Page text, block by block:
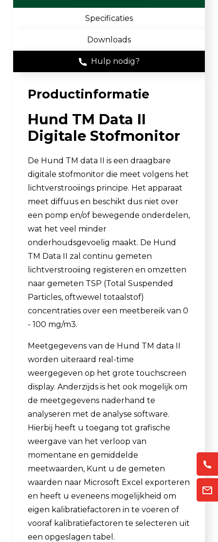
Specificaties
Downloads
Hulp nodig?
Productinformatie
Hund TM Data II
Digitale Stofmonitor
De Hund TM data II is een draagbare
digitale stofmonitor die meet volgens het
lichtverstrooiings principe. Het apparaat
meet diffuus en beschikt dus niet over
een pomp en/of bewegende onderdelen,
wat het veel minder
onderhoudsgevoelig maakt. De Hund
TM Data II zal continu gemeten
lichtverstrooiing registeren en omzetten
naar gemeten TSP (Total Suspended
Particles, oftwewel totaalstof)
concentraties over een meetbereik van 0
- 100 mg/m3.
Meetgegevens van de Hund TM data II
worden uiteraard real-time
weergegeven op het grote touchscreen
display. Anderzijds is het ook mogelijk om
de meetgegevens naderhand te
analyseren met de analyse software.
Hierbij heeft u toegang tot grafische
weergave van het verloop van
momentane en gemiddelde
meetwaarden, Kunt u de gemeten
waarden naar Microsoft Excel exporteren
en heeft u eveneens mogelijkheid om
eigen kalibratiefactoren in te voeren of
vooraf kalibratiefactoren te selecteren uit
een opgeslagen tabel.